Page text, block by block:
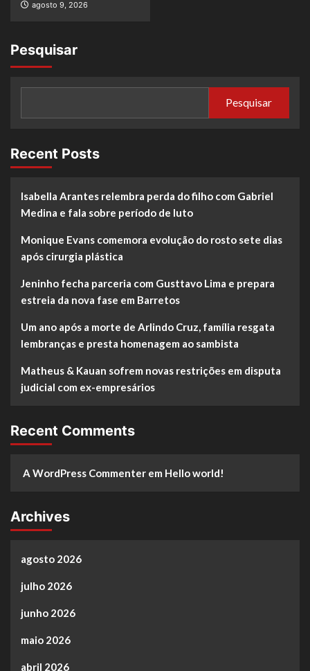
agosto 9, 2026
Pesquisar
Pesquisar
Recent Posts
Isabella Arantes relembra perda do filho com Gabriel
Medina e fala sobre período de luto
Monique Evans comemora evolução do rosto sete dias
após cirurgia plástica
Jeninho fecha parceria com Gusttavo Lima e prepara
estreia da nova fase em Barretos
Um ano após a morte de Arlindo Cruz, família resgata
lembranças e presta homenagem ao sambista
Matheus & Kauan sofrem novas restrições em disputa
judicial com ex-empresários
Recent Comments
A WordPress Commenter em Hello world!
Archives
agosto 2026
julho 2026
junho 2026
maio 2026
abril 2026